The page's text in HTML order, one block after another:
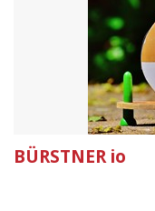
BÜRSTNERio